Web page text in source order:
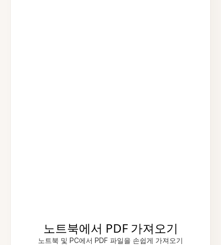
노트북에서 PDF 가져오기
노트북 및 PC에서 PDF 파일을 손쉽게 가져오기